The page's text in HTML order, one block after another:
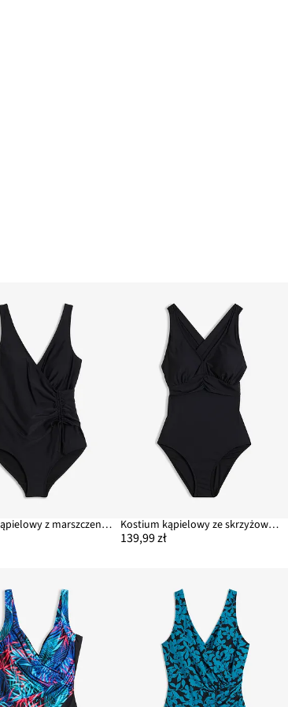
Kostium kąpielowy z marszczeniem, lekki stopień modelowania sylwetki Kostium kąpielowy ze skrzyżowanymi ramiączkami, z lekkim efektem modelowania
139,99 zł